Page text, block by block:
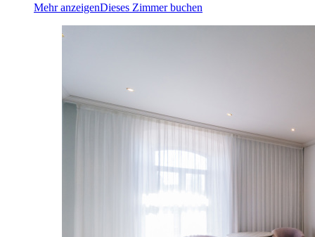
Mehr anzeigenDieses Zimmer buchen